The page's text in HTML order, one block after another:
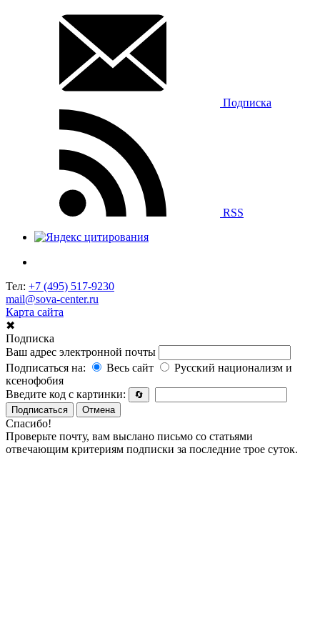
Подписка
RSS
Тел: +7 (495) 517-9230
mail@sova-center.ru
Карта сайта
✖
Подписка
Ваш адрес электронной почты
Подписаться на:
Весь сайт
Русский национализм и
ксенофобия
Введите код с картинки:
🔄
Подписаться
Отмена
Спасибо!
Проверьте почту, вам выслано письмо со статьями
отвечающим критериям подписки за последние трое суток.